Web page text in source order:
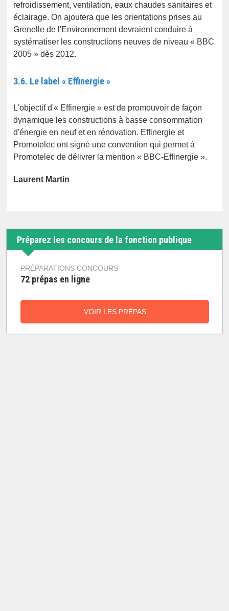
refroidissement, ventilation, eaux chaudes sanitaires et
éclairage. On ajoutera que les orientations prises au
Grenelle de l'Environnement devraient conduire à
systématiser les constructions neuves de niveau « BBC
2005 » dès 2012.
3.6. Le label « Effinergie »
L'objectif d'« Effinergie » est de promouvoir de façon
dynamique les constructions à basse consommation
d'énergie en neuf et en rénovation. Effinergie et
Promotelec ont signé une convention qui permet à
Promotelec de délivrer la mention « BBC-Effinergie ».
Laurent Martin
Préparez les concours de la fonction publique
PRÉPARATIONS CONCOURS
72 prépas en ligne
VOIR LES PRÉPAS